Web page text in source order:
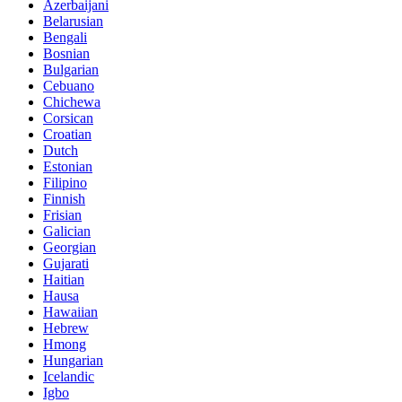
Azerbaijani
Belarusian
Bengali
Bosnian
Bulgarian
Cebuano
Chichewa
Corsican
Croatian
Dutch
Estonian
Filipino
Finnish
Frisian
Galician
Georgian
Gujarati
Haitian
Hausa
Hawaiian
Hebrew
Hmong
Hungarian
Icelandic
Igbo